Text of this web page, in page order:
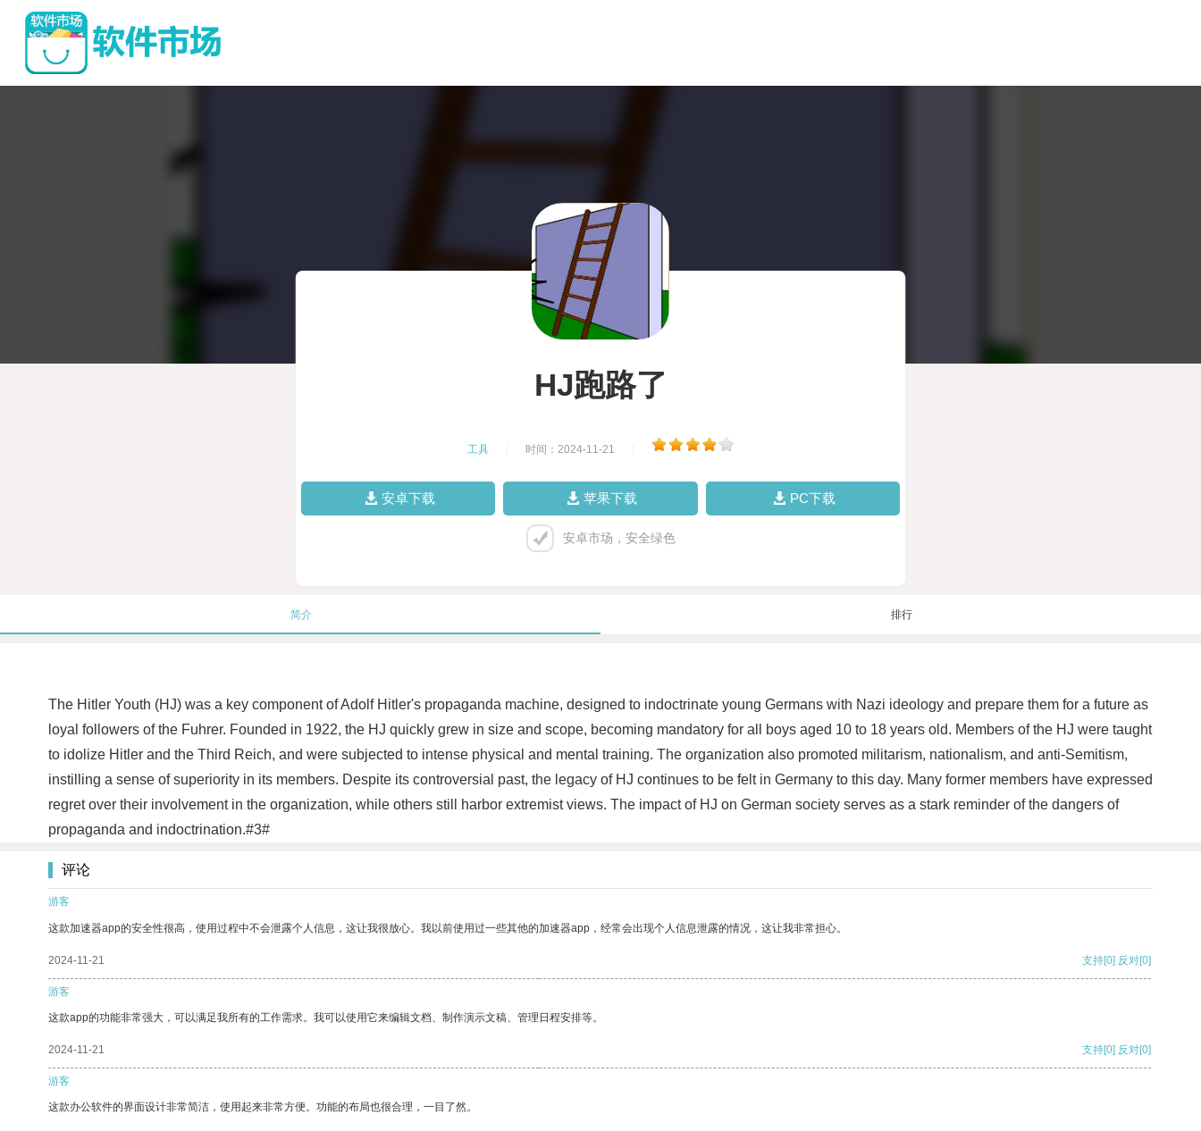
HJ跑路了
工具 时间：2024-11-21
安卓下载 苹果下载 PC下载
安卓市场，安全绿色
简介 排行
The Hitler Youth (HJ) was a key component of Adolf Hitler's propaganda machine, designed to indoctrinate young Germans with Nazi ideology and prepare them for a future as
loyal followers of the Fuhrer. Founded in 1922, the HJ quickly grew in size and scope, becoming mandatory for all boys aged 10 to 18 years old. Members of the HJ were taught
to idolize Hitler and the Third Reich, and were subjected to intense physical and mental training. The organization also promoted militarism, nationalism, and anti-Semitism,
instilling a sense of superiority in its members. Despite its controversial past, the legacy of HJ continues to be felt in Germany to this day. Many former members have expressed
regret over their involvement in the organization, while others still harbor extremist views. The impact of HJ on German society serves as a stark reminder of the dangers of
propaganda and indoctrination.#3#
评论
游客
这款加速器app的安全性很高，使用过程中不会泄露个人信息，这让我很放心。我以前使用过一些其他的加速器app，经常会出现个人信息泄露的情况，这让我非常担心。
2024-11-21 支持[0] 反对[0]
游客
这款app的功能非常强大，可以满足我所有的工作需求。我可以使用它来编辑文档、制作演示文稿、管理日程安排等。
2024-11-21 支持[0] 反对[0]
游客
这款办公软件的界面设计非常简洁，使用起来非常方便。功能的布局也很合理，一目了然。